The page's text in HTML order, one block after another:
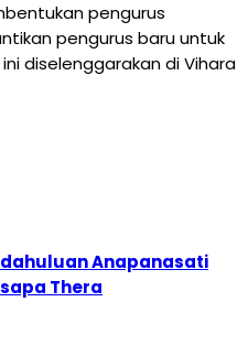
pengurus
pengurus baru untuk
diselenggarakan di Vihara
Anapanasati
Thera